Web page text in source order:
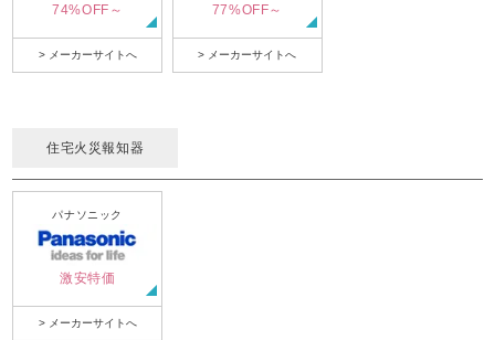
74%OFF～
> メーカーサイトへ
77%OFF～
> メーカーサイトへ
住宅火災報知器
パナソニック
激安特価
> メーカーサイトへ